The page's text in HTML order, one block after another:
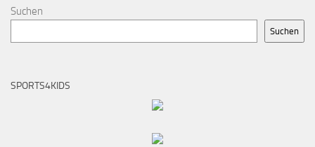
Suchen
Suchen
SPORTS4KIDS